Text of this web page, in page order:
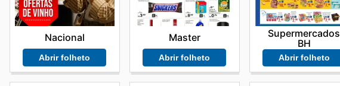
Nacional
Abrir folheto
Master
Abrir folheto
Supermercados
BH
Abrir folheto